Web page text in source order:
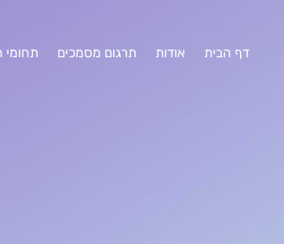
דף הבית אודות תרגום מסמכים